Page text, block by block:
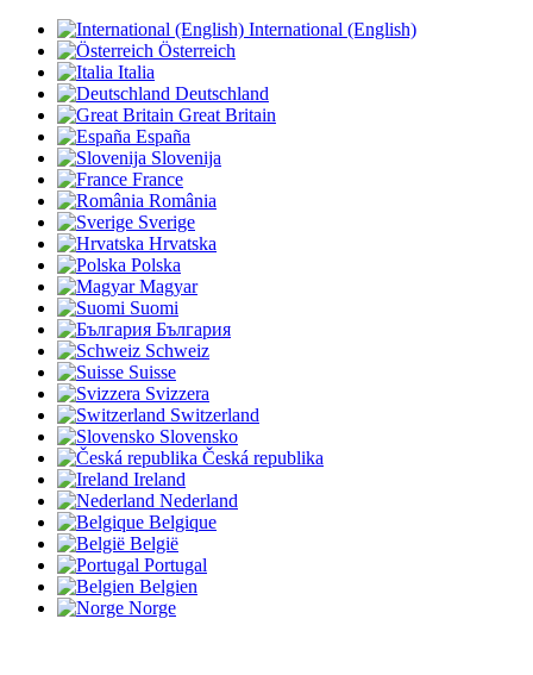
International (English)
Österreich
Italia
Deutschland
Great Britain
España
Slovenija
France
România
Sverige
Hrvatska
Polska
Magyar
Suomi
България
Schweiz
Suisse
Svizzera
Switzerland
Slovensko
Česká republika
Ireland
Nederland
Belgique
België
Portugal
Belgien
Norge